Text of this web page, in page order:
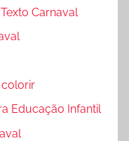
Carnaval
colorir
Educação Infantil